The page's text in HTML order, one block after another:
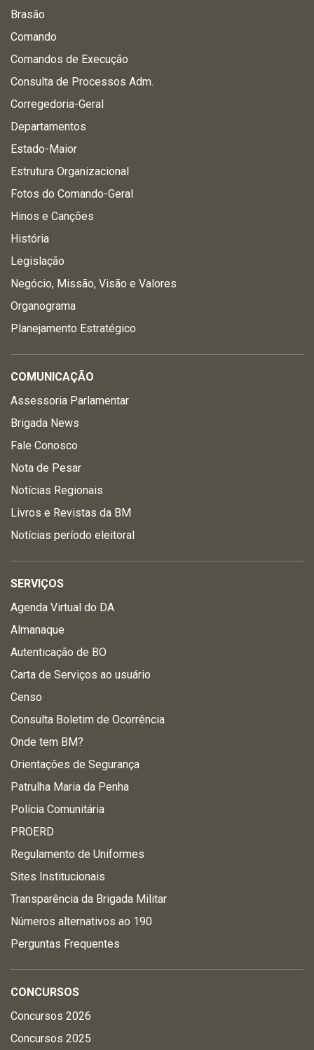
Brasão
Comando
Comandos de Execução
Consulta de Processos Adm.
Corregedoria-Geral
Departamentos
Estado-Maior
Estrutura Organizacional
Fotos do Comando-Geral
Hinos e Canções
História
Legislação
Negócio, Missão, Visão e Valores
Organograma
Planejamento Estratégico
COMUNICAÇÃO
Assessoria Parlamentar
Brigada News
Fale Conosco
Nota de Pesar
Notícias Regionais
Livros e Revistas da BM
Notícias período eleitoral
SERVIÇOS
Agenda Virtual do DA
Almanaque
Autenticação de BO
Carta de Serviços ao usuário
Censo
Consulta Boletim de Ocorrência
Onde tem BM?
Orientações de Segurança
Patrulha Maria da Penha
Polícia Comunitária
PROERD
Regulamento de Uniformes
Sites Institucionais
Transparência da Brigada Militar
Números alternativos ao 190
Perguntas Frequentes
CONCURSOS
Concursos 2026
Concursos 2025